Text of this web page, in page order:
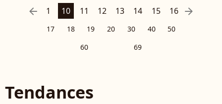
Disneyland Paris, le 23
mars 2013.
Paris, le 9 avril 2013.
arrow_left 1 10 11 12 13 14 15 16
17 18 19 20 30 40
50
60
69
arrow_right
Tendances